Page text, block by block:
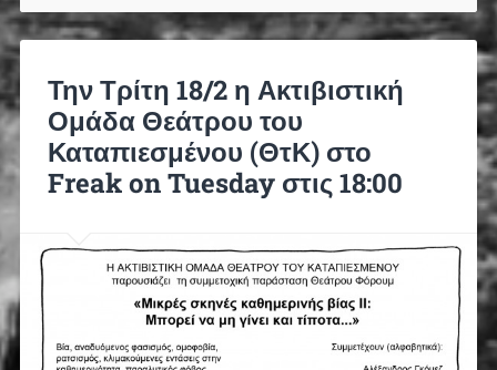
Την Τρίτη 18/2 η Ακτιβιστική
Ομάδα Θεάτρου του
Καταπιεσμένου (ΘτΚ) στο
Freak on Tuesday στις 18:00